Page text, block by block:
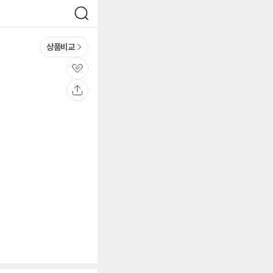
검
색
상품비교
관
심